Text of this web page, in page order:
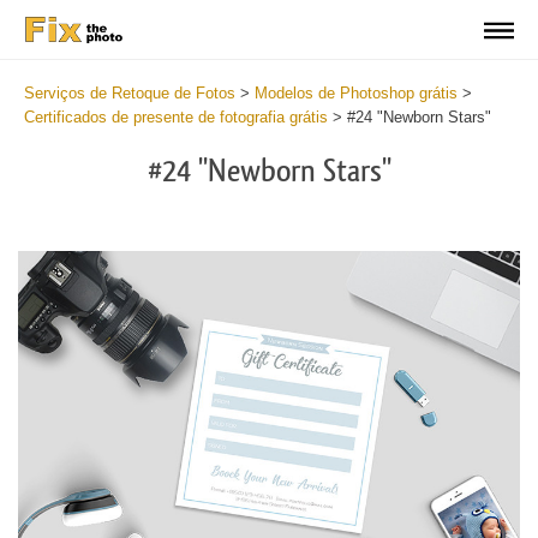
Serviços de Retoque de Fotos > Modelos de Photoshop grátis >
Certificados de presente de fotografia grátis > #24 "Newborn Stars"
#24 "Newborn Stars"
/